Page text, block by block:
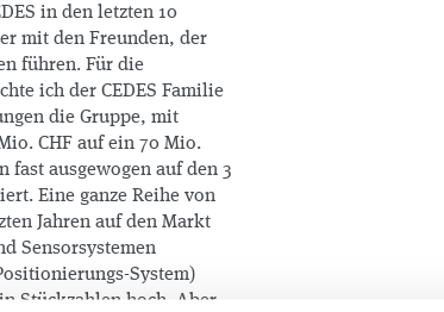
in den letzten 10
mit den Freunden, der
führen. Für die
ich der CEDES Familie
die Gruppe, mit
CHF auf ein 70 Mio.
fast ausgewogen auf den 3
Eine ganze Reihe von
Jahren auf den Markt
Sensorsystemen
System)
Stückzahlen hoch. Aber